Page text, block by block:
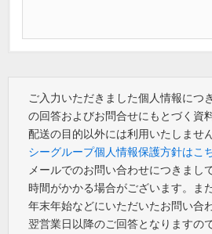
ご入力いただきました個人情報につ
の回答およびお問合せにもとづく資
配送の目的以外には利用いたしません
シーグループ個人情報保護方針はこ
メールでのお問い合わせにつきまし
時間がかかる場合がございます。ま
年末年始などにいただいたお問い合
翌営業日以降のご回答となりますの